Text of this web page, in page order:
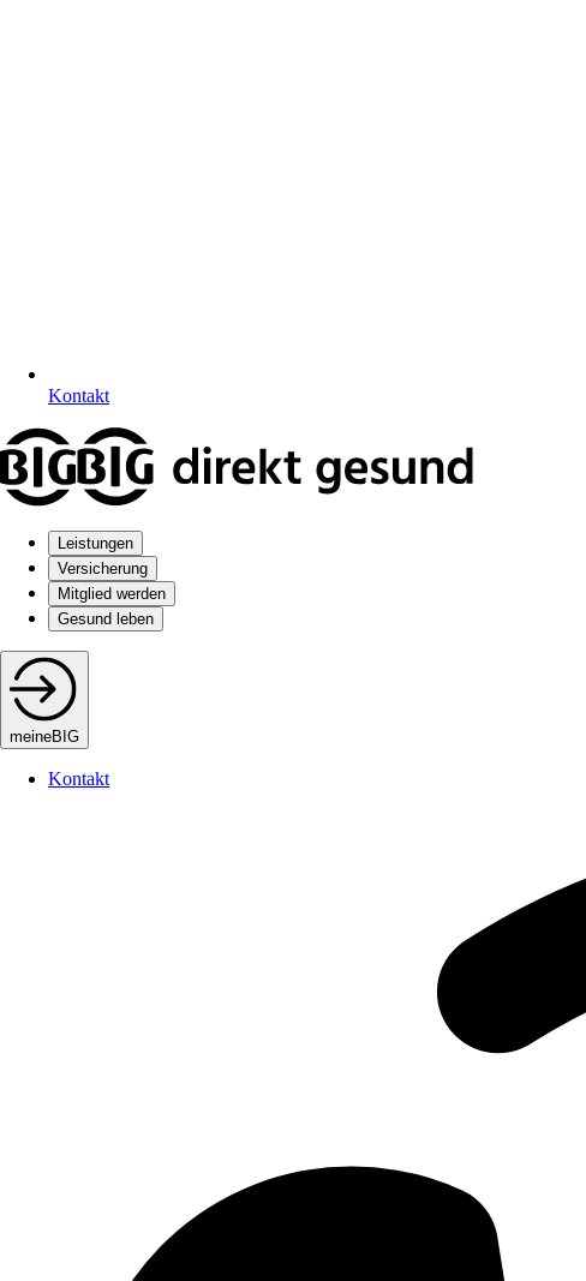
Kontakt
Leistungen
Versicherung
Mitglied werden
Gesund leben
meineBIG
Kontakt